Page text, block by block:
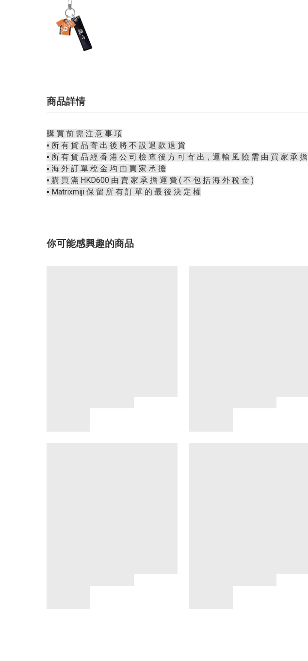
商品詳情
購 買 前 需 注 意 事 項
▪️ 所 有 貨 品 寄 出 後 將 不 設 退 款 退 貨
▪️ 所 有 貨 品 經 香 港 公 司 檢 查 後 方 可 寄 出，運 輸 風 險 需 由 買 家 承 擔
▪️ 海 外 訂 單 稅 金 均 由 買 家 承 擔
▪️ 購 買 滿 HKD600 由 賣 家 承 擔 運 費 ( 不 包 括 海 外 稅 金 )
▪️ Matrixmiji 保 留 所 有 訂 單 的 最 後 決 定 權
你可能感興趣的商品